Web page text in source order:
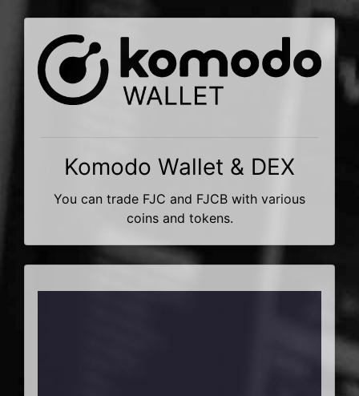
Komodo Wallet & DEX
You can trade FJC and FJCB with various
coins and tokens.